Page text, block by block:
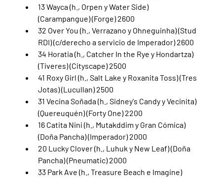
13 Wayca (h., Orpen y Water Side)
(Carampangue) (Forge) 2600
32 Over You (h., Verrazano y Ohneguinha) (Stud
RDI) (c/derecho a servicio de Imperador) 2600
34 Horatia (h., Catcher In the Rye y Hondartza)
(Tiveres) (Cityscape) 2500
41 Roxy Girl (h., Salt Lake y Roxanita Toss) (Tres
Jotas) (Lucullan) 2500
31 Vecina Soñada (h., Sidney's Candy y Vecinita)
(Quereuquén) (Forty One) 2200
16 Catita Nini (h., Mutakddim y Gran Cómica)
(Doña Pancha) (Imperador) 2000
20 Lucky Clover (h., Luhuk y New Leaf) (Doña
Pancha) (Pneumatic) 2000
33 Park Ave (h., Treasure Beach e Imagine)